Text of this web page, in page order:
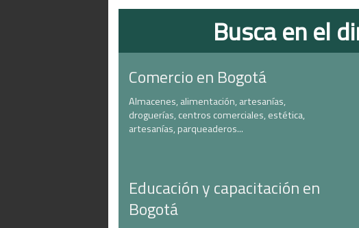
Busca en el
Comercio en Bogotá
Almacenes, alimentación, artesanías,
droguerías, centros comerciales, estética,
artesanías, parqueaderos...
Educación y capacitación en
Bogotá